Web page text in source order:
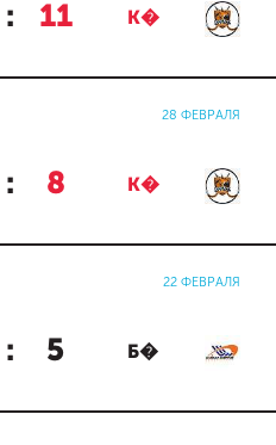
: 11 К�
28 ФЕВРАЛЯ
: 8 К�
22 ФЕВРАЛЯ
: 5 Б�